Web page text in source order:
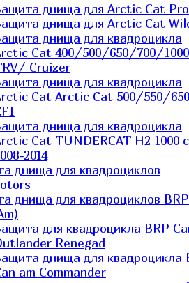
днища для Arctic Cat
днища для Arctic Cat
днища для квадроцикла
Cat 400/500/650/700/1000
Cruizer
днища для квадроцикла
Cat Arctic Cat 500/550/
днища для квадроцикла
Cat TUNDERCAT H2 1000 c
2014
днища для квадроциклов
днища для квадроциклов BRP
для квадроцикла BRP
Renegad
днища для квадроцикла
am Commander